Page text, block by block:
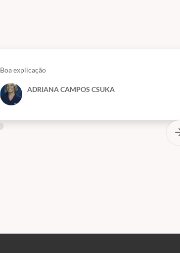
Boa explicação
ADRIANA CAMPOS CSUKA